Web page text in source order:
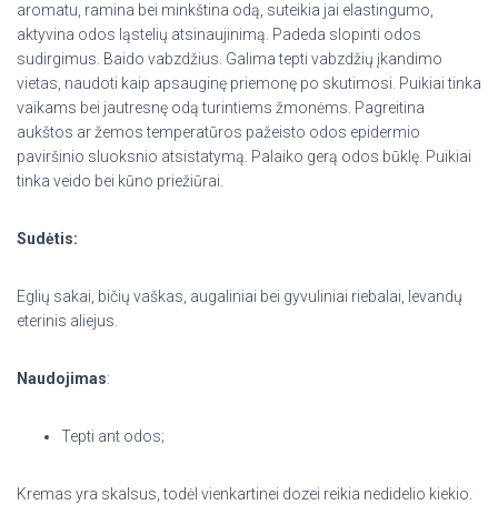
aromatu, ramina bei minkština odą, suteikia jai elastingumo,
aktyvina odos ląstelių atsinaujinimą. Padeda slopinti odos
sudirgimus. Baido vabzdžius. Galima tepti vabzdžių įkandimo
vietas, naudoti kaip apsauginę priemonę po skutimosi. Puikiai tinka
vaikams bei jautresnę odą turintiems žmonėms. Pagreitina
aukštos ar žemos temperatūros pažeisto odos epidermio
paviršinio sluoksnio atsistatymą. Palaiko gerą odos būklę. Puikiai
tinka veido bei kūno priežiūrai.
Sudėtis:
Eglių sakai, bičių vaškas, augaliniai bei gyvuliniai riebalai, levandų
eterinis aliejus.
Naudojimas:
Tepti ant odos;
Kremas yra skalsus, todėl vienkartinei dozei reikia nedidelio kiekio.